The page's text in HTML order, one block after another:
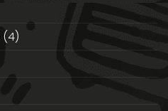
(4)